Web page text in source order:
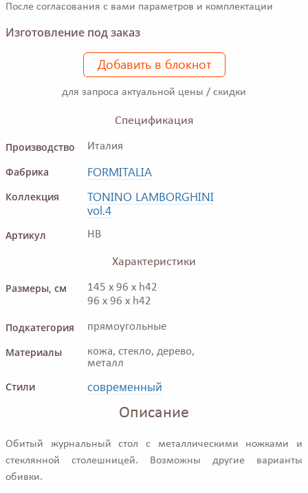
После согласования с вами параметров и комплектации
Изготовление под заказ
Добавить в блокнот
для запроса актуальной цены / скидки
Спецификация
Производство
Италия
Фабрика FORMITALIA
Коллекция
TONINO LAMBORGHINI
vol.4
Артикул HB
Характеристики
Размеры, см
145 x 96 x h42
96 x 96 x h42
Подкатегория прямоугольные
Материалы
кожа, стекло, дерево,
металл
Стили современный
Описание
Обитый журнальный стол с металлическими ножками и
стеклянной столешницей. Возможны другие варианты
обивки.